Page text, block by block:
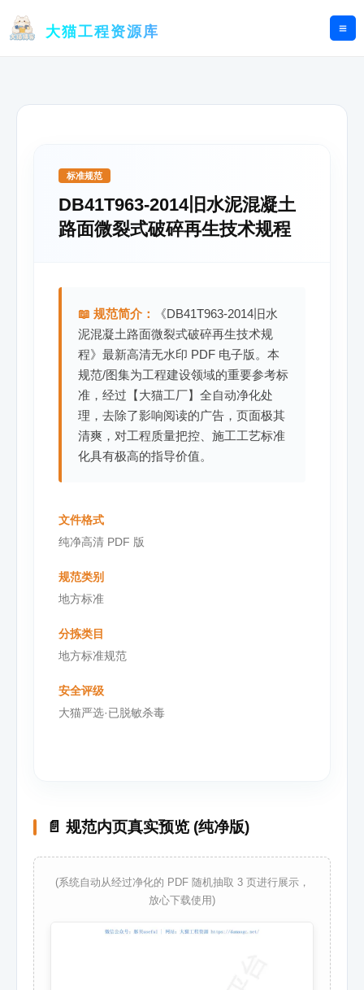
大猫工程资源库
标准规范
DB41T963-2014旧水泥混凝土
路面微裂式破碎再生技术规程
📖 规范简介：
《DB41T963-2014旧水
泥混凝土路面微裂式破碎再生技术规
程》最新高清无水印 PDF 电子版。本
规范/图集为工程建设领域的重要参考标
准，经过【大猫工厂】全自动净化处
理，去除了影响阅读的广告，页面极其
清爽，对工程质量把控、施工工艺标准
化具有极高的指导价值。
文件格式
纯净高清 PDF 版
规范类别
地方标准
分拣类目
地方标准规范
安全评级
大猫严选·已脱敏杀毒
📄 规范内页真实预览 (纯净版)
(系统自动从经过净化的 PDF 随机抽取 3 页进行展示，
放心下载使用)